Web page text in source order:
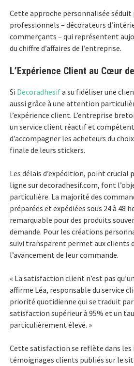
Cette approche personnalisée
professionnels – décorateurs
commerçants – qui représentent
du chiffre d’affaires de l’entreprise.
L’Expérience Client au Cœur
Si Decoradhesifa su fidéliser une
aussi grâce à une attention
l’expérience client. L’entreprise
un service client réactif et
d’accompagner les acheteurs du
finale de leurs stickers.
Les délais d’expédition, point crucial
ligne sur decoradhesif.com, font
particulière. La majorité des
préparées et expédiées sous 24 à 48
remarquable pour des produits
demande. Pour les créations
suivi transparent permet aux clients
l’avancement de leur commande.
« La satisfaction client n’est pas
affirme Léa, responsable du service
priorité quotidienne qui se traduit par
satisfaction supérieur à 95% et un
particulièrement élevé. »
Cette satisfaction se reflète dans les
témoignages clients publiés sur le